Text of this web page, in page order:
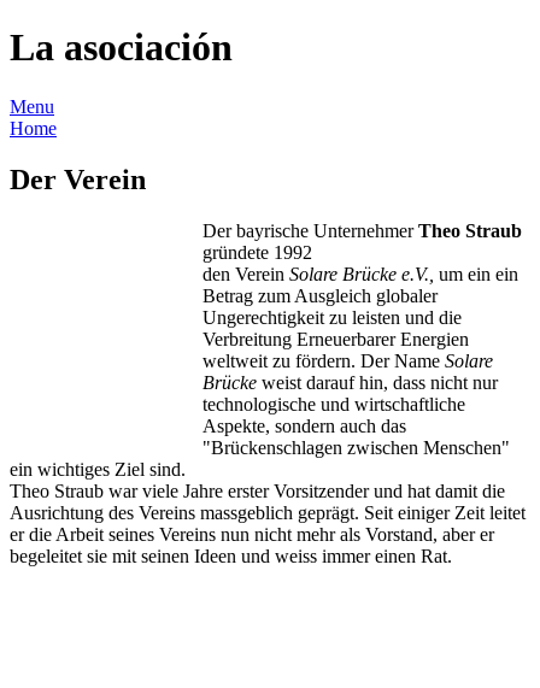
La asociación
Menu
Home
Der Verein
Der bayrische UnternehmerTheo Straub
gründete 1992
den Verein Solare Brücke e.V., um ein ein
Betrag zum Ausgleich globaler
Ungerechtigkeit zu leisten und die
Verbreitung Erneuerbarer Energien
weltweit zu fördern. Der Name Solare
Brücke weist darauf hin, dass nicht nur
technologische und wirtschaftliche
Aspekte, sondern auch das
"Brückenschlagen zwischen Menschen"
ein wichtiges Ziel sind.
Theo Straub war viele Jahre erster Vorsitzender und hat damit die
Ausrichtung des Vereins massgeblich geprägt. Seit einiger Zeit leitet
er die Arbeit seines Vereins nun nicht mehr als Vorstand, aber er
begeleitet sie mit seinen Ideen und weiss immer einen Rat.